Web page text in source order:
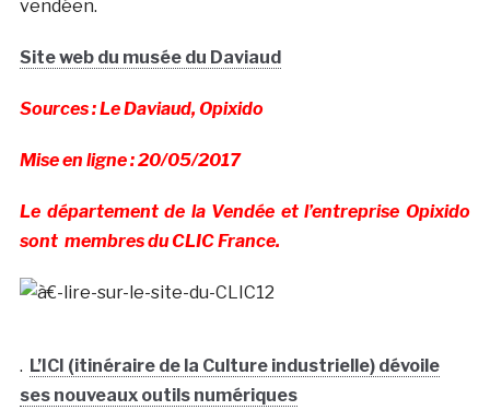
vendéen.
Site web du musée du Daviaud
Sources : Le Daviaud, Opixido
Mise en ligne : 20/05/2017
Le département de la Vendée et l’entreprise Opixido
sont membres du CLIC France.
. L’ICI (itinéraire de la Culture industrielle) dévoile
ses nouveaux outils numériques